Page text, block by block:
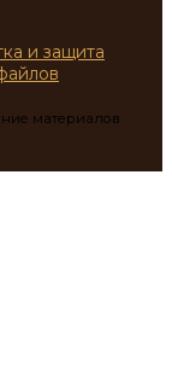
и защита
материалов